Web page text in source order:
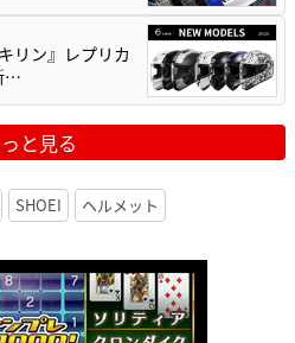
リン』レプリカ
…
と見る
SHOEI ヘルメット